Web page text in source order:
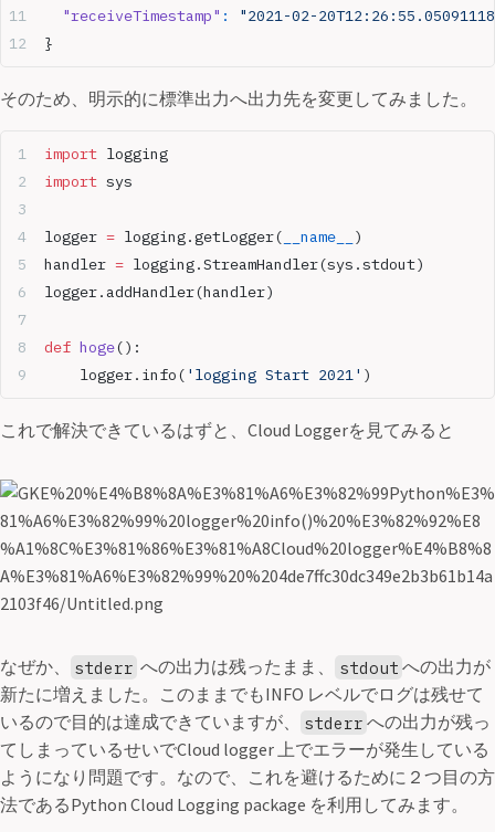
  "receiveTimestamp"
:
"2021-02-
}
そのため、明示的に標準出力へ出力先を変更してみました。
import logging
import sys
logger = logging.getLogger( __name__
)
handler = logging.StreamHandler(sys.stdout)
logger.addHandler(handler)
def hoge():
	logger.info(
'logging Start 2021' )
これで解決できているはずと、Cloud Loggerを見てみると
なぜか、 stderr への出力は残ったまま、 stdout への出力が
新たに増えました。このままでもINFO レベルでログは残せて
いるので目的は達成できていますが、
stderr への出力が残っ
てしまっているせいでCloud logger 上でエラーが発生している
ようになり問題です。なので、これを避けるために２つ目の方
法であるPython Cloud Logging package を利用してみます。